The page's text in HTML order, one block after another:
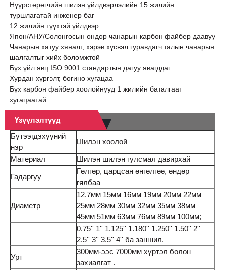
Нүүрстөрөгчийн шилэн үйлдвэрлэлийн 15 жилийн
туршлагатай инженер баг
12 жилийн түүхтэй үйлдвэр
Япон/АНУ/Солонгосын өндөр чанарын карбон файбер даавуу
Чанарын хатуу хяналт, хэрэв хүсвэл гуравдагч талын чанарын
шалгалтыг хийх боломжтой
Бүх үйл явц ISO 9001 стандартын дагуу явагддаг
Хурдан хүргэлт, богино хугацаа
Бүх карбон файбер хоолойнууд 1 жилийн баталгаат
хугацаатай
Үзүүлэлтүүд
Бүтээгдэхүүний
нэр
Шилэн хоолой
Материал Шилэн шилэн гулсмал давирхай
Гадаргуу
Гөлгөр, царцсан өнгөлгөө, өндөр
гялбаа
Диаметр
12.7мм 15мм 16мм 19мм 20мм 22мм
25мм 28мм 30мм 32мм 35мм 38мм
45мм 51мм 63мм 76мм 89мм 100мм;
0.75'' 1'' 1.125'' 1.180'' 1.250'' 1.50'' 2''
2.5'' 3'' 3.5'' 4'' ба заншил.
Урт
300мм-ээс 7000мм хүртэл болон
захиалгат .